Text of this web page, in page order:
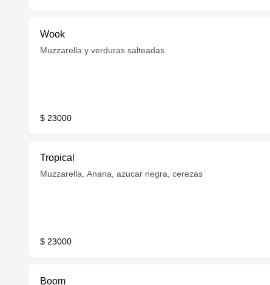
Wook
Muzzarella y verduras salteadas
$ 23000
Tropical
Muzzarella, Anana, azucar negra, cerezas
$ 23000
Boom